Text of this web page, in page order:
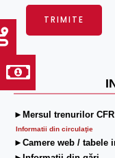
►Mersul trenurilor CFR
Informatii din circulaţie
►Camere web / tabele
i
TRIMITE
t
e
r
n
a